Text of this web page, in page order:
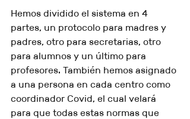
Hemos dividido el sistema en 4
partes, un protocolo para madres y
padres, otro para secretarias, otro
para alumnos y un último para
profesores. También hemos asignado
a una persona en cada centro como
coordinador Covid, el cual velará
para que todas estas normas que